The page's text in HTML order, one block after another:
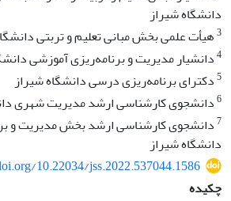
دانشگاه شیراز
3هیأت علمی بخش مبانی تعلیم و تربتی
4دانشیار مدیریت و برنامه‌ریزی آموزشی
5دکترای برنامه‌ریزی درسی دانشگاه شیراز
6دانشجوی کارشناسی ارشد مدیریت شهری
7دانشجوی کارشناسی ارشد بخش مدیریت و
دانشگاه شیراز
10.22034/jss.2022.537044.1586
چکیده